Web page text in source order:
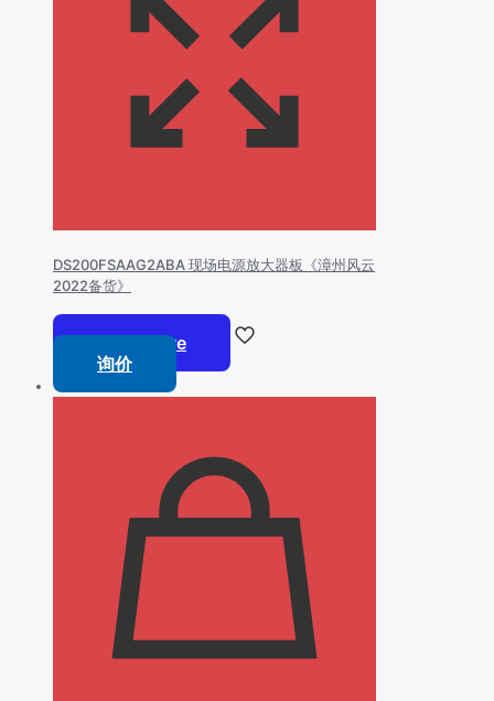
DS200FSAAG2ABA 现场电源放大器板《漳州风云
2022备货》
Read more
询价